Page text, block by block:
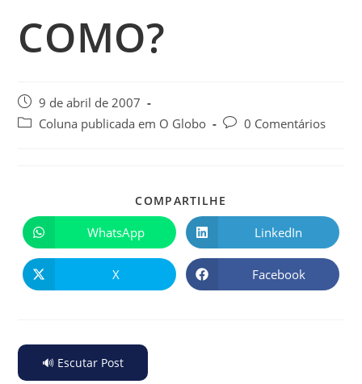
COMO?
9 de abril de 2007
Coluna publicada em O Globo
0 Comentários
COMPARTILHE
WhatsApp LinkedIn
X Facebook
🔊 Escutar Post